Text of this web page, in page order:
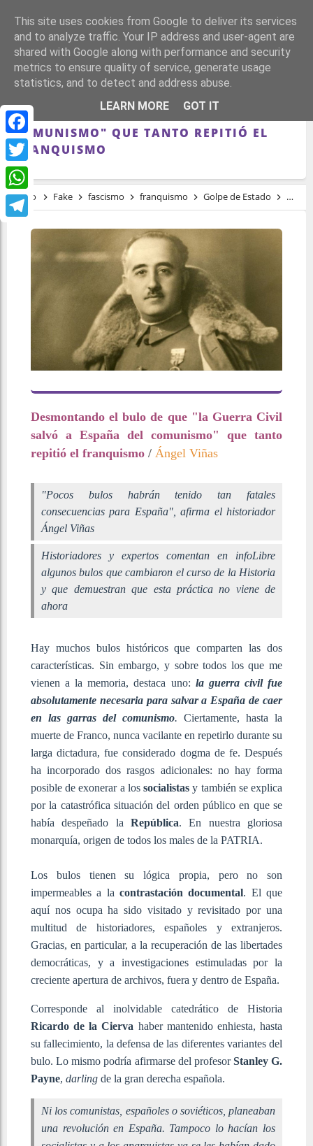
Facebook
Twitter
WhatsApp
Telegram
DESMONTANDO EL BULO DE QUE "LA
GUERRA CIVIL SALVÓ A ESPAÑA DEL
COMUNISMO" QUE TANTO REPITIÓ EL
FRANQUISMO
Inicio Fake fascismo franquismo Golpe de Estado
Desmontando el bulo de que "la Guerra Civil
salvó a España del comunismo" que tanto
repitió el franquismo / Ángel Viñas
"Pocos bulos habrán tenido tan fatales
consecuencias para España", afirma el historiador
Ángel Viñas
Historiadores y expertos comentan en infoLibre
algunos bulos que cambiaron el curso de la Historia
y que demuestran que esta práctica no viene de
ahora
Hay muchos bulos históricos que comparten las dos
características. Sin embargo, y sobre todos los que me
vienen a la memoria, destaca uno: la guerra civil fue
absolutamente necesaria para salvar a España de caer
en las garras del comunismo. Ciertamente, hasta la
muerte de Franco, nunca vacilante en repetirlo durante su
larga dictadura, fue considerado dogma de fe. Después
ha incorporado dos rasgos adicionales: no hay forma
posible de exonerar a lossocialistasy también se explica
por la catastrófica situación del orden público en que se
había despeñado la República. En nuestra gloriosa
monarquía, origen de todos los males de la PATRIA.
Los bulos tienen su lógica propia, pero no son
impermeables a la contrastación documental. El que
aquí nos ocupa ha sido visitado y revisitado por una
multitud de historiadores, españoles y extranjeros.
Gracias, en particular, a la recuperación de las libertades
democráticas, y a investigaciones estimuladas por la
creciente apertura de archivos, fuera y dentro de España.
Corresponde al inolvidable catedrático de Historia
Ricardo de la Cierva haber mantenido enhiesta, hasta
su fallecimiento, la defensa de las diferentes variantes del
bulo. Lo mismo podría afirmarse del profesorStanley G.
Payne, darling de la gran derecha española.
Ni los comunistas, españoles o soviéticos, planeaban
una revolución en España. Tampoco lo hacían los
This site uses cookies from Google to deliver its services
and to analyze traffic. Your IP address and user-agent are
shared with Google along with performance and security
metrics to ensure quality of service, generate usage
statistics, and to detect and address abuse.
LEARN MORE
GOT IT